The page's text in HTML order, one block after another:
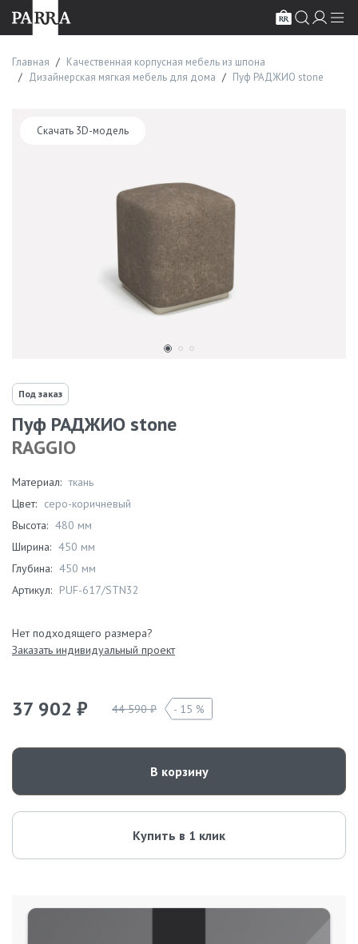
Главная
Качественная корпусная мебель из шпона
Дизайнерская мягкая мебель для дома
Пуф РАДЖИО stone
Скачать 3D-модель
Под заказ
Пуф РАДЖИО stone
RAGGIO
Материал: ткань
Цвет: серо-коричневый
Высота: 480 мм
Ширина: 450 мм
Глубина: 450 мм
Артикул: PUF-617/STN32
Нет подходящего размера?
Заказать индивидуальный проект
37 902 ₽ 44 590 ₽ 15 %
В корзину
Купить в 1 клик